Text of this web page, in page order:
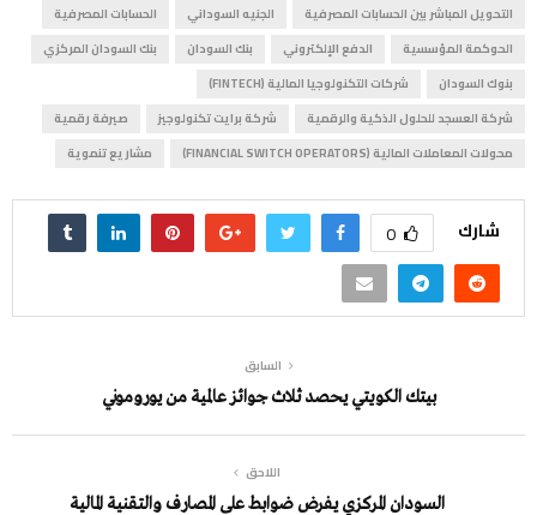
التحويل المباشر بين الحسابات المصرفية
الجنيه السوداني
الحسابات المصرفية
الحوكمة المؤسسية
الدفع الإلكتروني بنك السودان
بنك السودان المركزي
بنوك السودان
شركات التكنولوجيا المالية (FINTECH)
شركة العسجد للحلول الذكية والرقمية
شركة برايت تكنولوجيز
صيرفة رقمية
محولات المعاملات المالية (FINANCIAL SWITCH OPERATORS)
مشاريع تنموية
شارك 0
السابق
بيتك الكويتي يحصد ثلاث جوائز عالمية من يوروموني
اللاحق
السودان المركزي يفرض ضوابط على المصارف والتقنية المالية